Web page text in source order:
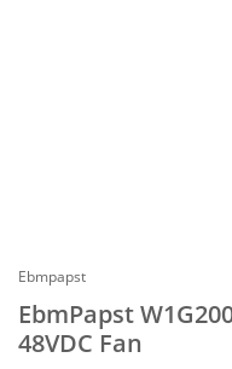
Ebmpapst
EbmPapst
48VDC Fan